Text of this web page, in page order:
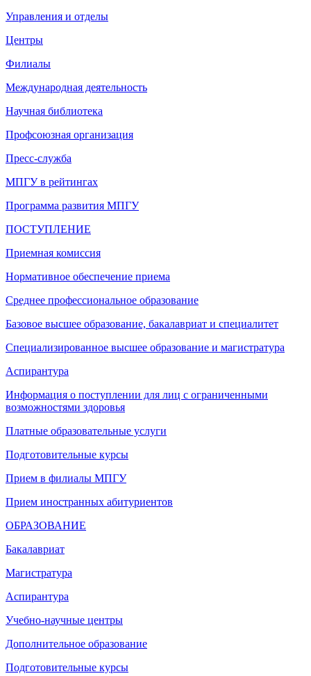
Управления и отделы
Центры
Филиалы
Международная деятельность
Научная библиотека
Профсоюзная организация
Пресс-служба
МПГУ в рейтингах
Программа развития МПГУ
ПОСТУПЛЕНИЕ
Приемная комиссия
Нормативное обеспечение приема
Среднее профессиональное образование
Базовое высшее образование, бакалавриат и специалитет
Специализированное высшее образование и магистратура
Аспирантура
Информация о поступлении для лиц с ограниченными
возможностями здоровья
Платные образовательные услуги
Подготовительные курсы
Прием в филиалы МПГУ
Прием иностранных абитуриентов
ОБРАЗОВАНИЕ
Бакалавриат
Магистратура
Аспирантура
Учебно-научные центры
Дополнительное образование
Подготовительные курсы